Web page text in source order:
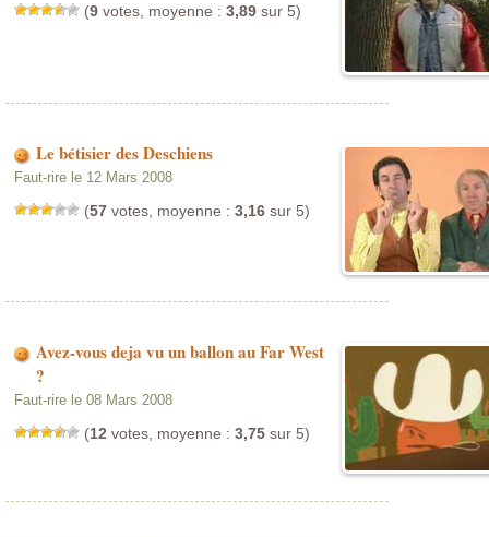
(9 votes, moyenne :3,89 sur 5)
Le bétisier des Deschiens
Faut-rire le 12 Mars 2008
(57 votes, moyenne :3,16 sur 5)
Avez-vous deja vu un ballon au Far West
?
Faut-rire le 08 Mars 2008
(12 votes, moyenne :3,75 sur 5)